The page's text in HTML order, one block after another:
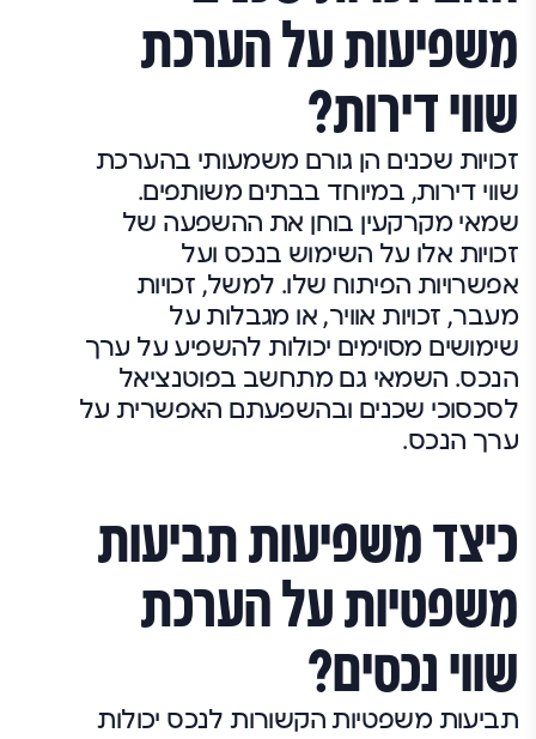
משפיעות על הערכת
שווי דירות?
זכויות שכנים הן גורם משמעותי בהערכת
שווי דירות, במיוחד בבתים משותפים.
שמאי מקרקעין בוחן את ההשפעה של
זכויות אלו על השימוש בנכס ועל
אפשרויות הפיתוח שלו. למשל, זכויות
מעבר, זכויות אוויר, או מגבלות על
שימושים מסוימים יכולות להשפיע על ערך
הנכס. השמאי גם מתחשב בפוטנציאל
לסכסוכי שכנים ובהשפעתם האפשרית על
ערך הנכס.
כיצד משפיעות תביעות
משפטיות על הערכת
שווי נכסים?
תביעות משפטיות הקשורות לנכס יכולות